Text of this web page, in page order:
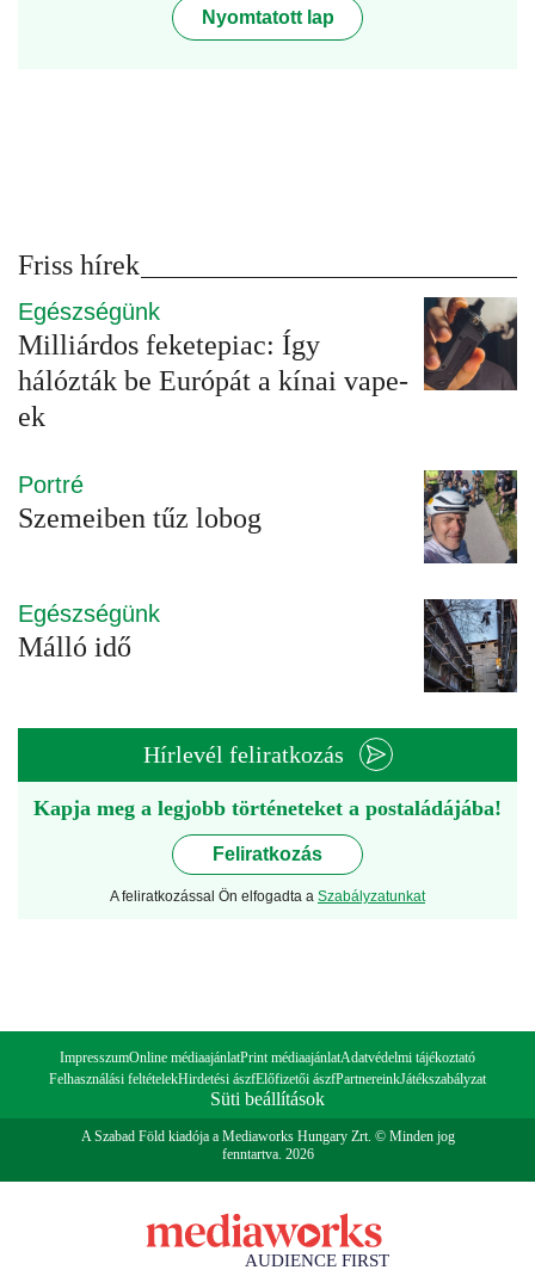
Nyomtatott lap
Friss hírek
Egészségünk
Milliárdos feketepiac: Így
hálózták be Európát a kínai vape-
ek
Portré
Szemeiben tűz lobog
Egészségünk
Málló idő
Hírlevél feliratkozás
Kapja meg a legjobb történeteket a postaládájába!
Feliratkozás
A feliratkozással Ön elfogadta a Szabályzatunkat
ImpresszumOnline médiaajánlatPrint médiaajánlatAdatvédelmi tájékoztató
Felhasználási feltételekHirdetési ászfElőfizetői ászfPartnereinkJátékszabályzat
Süti beállítások
A Szabad Föld kiadója a Mediaworks Hungary Zrt. © Minden jog
fenntartva. 2026